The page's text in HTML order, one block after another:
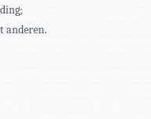
anderen.